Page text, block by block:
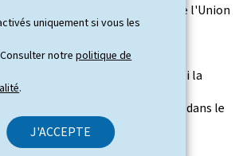
uniquement si vous les
notrepolitique de
.
J'ACCEPTE
et aux droits fondamentaux de l'Union
le règlement (UE) entend
et l'emploi, et consolider ainsi la
comme un des leaders dans le